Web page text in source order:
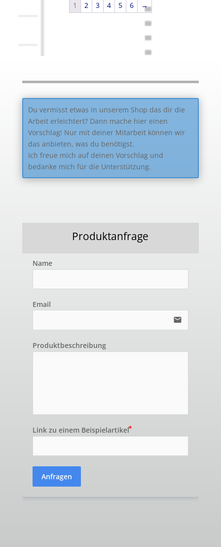
1 2 3 4 5 6 →
Du vermisst etwas in unserem Shop das dir die
Arbeit erleichtert? Dann mache hier einen
Vorschlag! Nur mit deiner Mitarbeit können wir
das anbieten, was du benötigst.
Ich freue mich auf deinen Vorschlag und
bedanke mich für die Unterstützung.
Produktanfrage
Name
Email
email
Produktbeschreibung
Link zu einem Beispielartikel
Anfragen